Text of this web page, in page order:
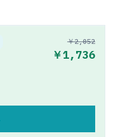
￥2,052
￥1,736